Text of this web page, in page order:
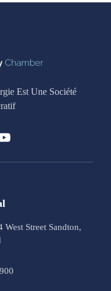
Est Une Société
Street Sandton,